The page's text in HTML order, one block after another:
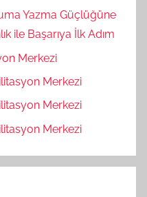
Yazma Güçlüğüne
ile Başarıya İlk Adım
Merkezi
Merkezi
Merkezi
Merkezi